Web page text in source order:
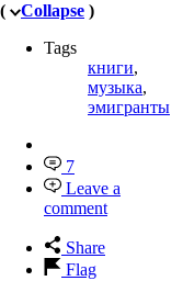
( Collapse )
Tags
книги,
музыка,
эмигранты
7
Leave a
comment
Share
Flag